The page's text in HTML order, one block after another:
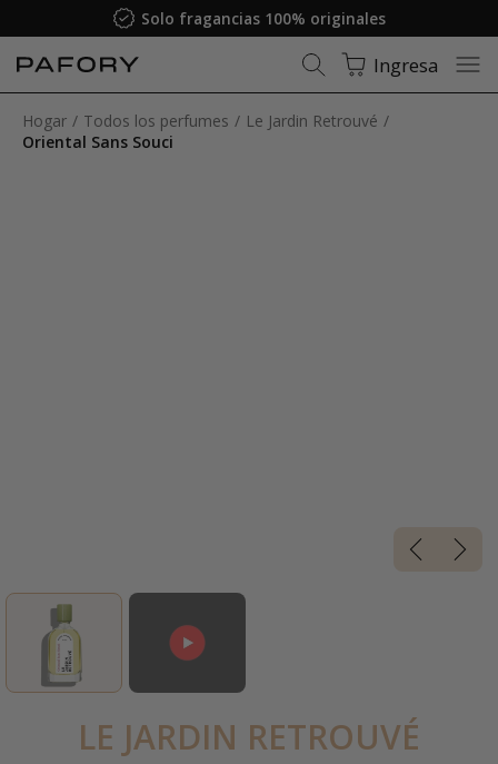
Solo fragancias 100% originales
Ingresa
Hogar Todos los perfumes
Le Jardin Retrouvé
Oriental Sans Souci
LE JARDIN RETROUVÉ